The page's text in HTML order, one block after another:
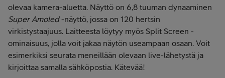
olevaa kamera-aluetta. Näyttö on 6,8 tuuman dynaaminen
Super Amoled-näyttö, jossa on 120 hertsin
virkistystaajuus. Laitteesta löytyy myös Split Screen -
ominaisuus, jolla voit jakaa näytön useampaan osaan. Voit
esimerkiksi seurata meneillään olevaan live-lähetystä ja
kirjoittaa samalla sähköpostia. Kätevää!